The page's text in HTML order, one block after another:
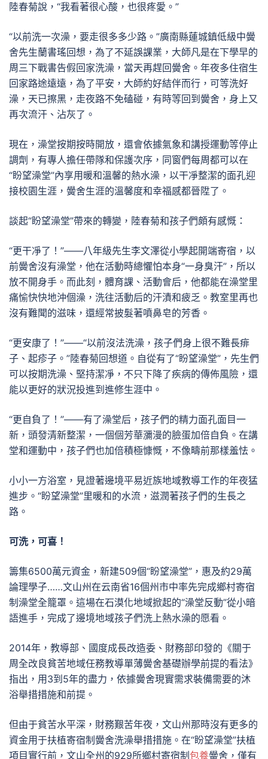
陸春菊說，“我看著很心酸，也很疼愛。”
“以前洗一次澡，要走很多多少路。”廣南縣蓮城鎮低級中黌
舍先生蘭書瑤回想，為了不延誤課業，大師凡是在下學早的
周三下戰書告假回家洗澡，當天再趕回黌舍。年夜多住宿生
回家路途遠遠，為了平安，大師約好結伴而行，可等洗好
澡，天已擦黑，走夜路不免磕碰，有時等回到黌舍，身上又
再次流汗、沾灰了。
現在，澡堂按期按時開放，還會依據氣象和講授運動等停止
調劑，有專人擔任帶隊和保護次序，同窗們每周都可以在
“盼望澡堂”內享用暖和溫馨的熱水澡，以干凈整潔的面孔迎
接校園生涯，黌舍生涯的溫馨度和幸福感都晉陞了。
談起“盼望澡堂”帶來的轉變，陸春菊和孩子們頗有感慨：
“更干凈了！”——八年級先生李文澤從小學起開端寄宿，以
前黌舍沒有澡堂，他在活動時總懼怕本身“一身臭汗”，所以
放不開身手。而此刻，體育課、活動會后，他都能在澡堂里
痛愉快快地沖個澡，洗往活動后的汗漬和疲乏。教室里再也
沒有難聞的滋味，還經常披髮著噴鼻皂的芳香。
“更安康了！”——“以前沒法洗澡，孩子們身上很不難長痱
子、起疹子。”陸春菊回想道。自從有了“盼望澡堂”，先生們
可以按期洗澡、堅持潔凈，不只下降了疾病的傳佈風險，還
能以更好的狀況投進到進修生涯中。
“更自負了！”——有了澡堂后，孩子們的精力面孔面目一
新，頭發清新整潔，一個個芳華瀰漫的臉蛋加倍自負。在講
堂和運動中，孩子們也加倍積極慷慨，不像疇前那樣羞怯。
小小一方浴室，見證著邊境平易近族地域教導工作的年夜猛
進步。“盼望澡堂”里暖和的水流，滋潤著孩子們的生長之
路。
可洗，可喜！
籌集6500萬元資金，新建509個“盼望澡堂”，惠及約29萬
論理學子……文山州在云南省16個州市中率先完成鄉村寄宿
制澡堂全籠罩。這場在石漠化地域掀起的“澡堂反動”從小暗
語進手，完成了邊境地域孩子們洗上熱水澡的愿看。
2014年，教導部、國度成長改造委、財務部印發的《關于
周全改良貧苦地域任務教導單薄黌舍基礎辦學前提的看法》
指出，用3到5年的盡力，依據黌舍現實需求裝備需要的沐
浴舉措措施和前提。
但由于貧苦水平深，財務艱苦年夜，文山州那時沒有更多的
資金用于扶植寄宿制黌舍洗澡舉措措施。在“盼望澡堂”扶植
項目實行前，文山全州的929所鄉村寄宿制 包養黌舍，僅有